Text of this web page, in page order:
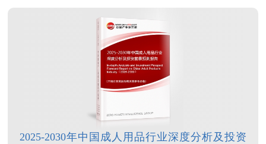
2025-2030年中国成人用品行业深度分析及投资